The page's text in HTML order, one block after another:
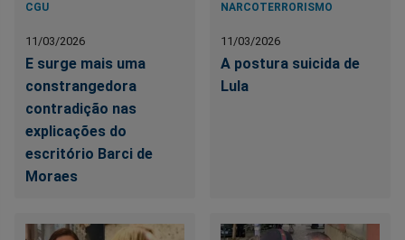
CGU
11/03/2026
E surge mais uma
constrangedora
contradição nas
explicações do
escritório Barci de
Moraes
NARCOTERRORISMO
11/03/2026
A postura suicida de
Lula